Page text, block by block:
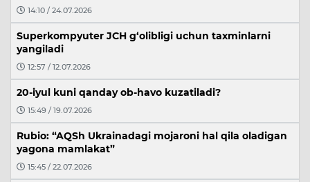
14:10 / 24.07.2026
Superkompyuter JCH g‘olibligi uchun taxminlarni
yangiladi
12:57 / 12.07.2026
20-iyul kuni qanday ob-havo kuzatiladi?
15:49 / 19.07.2026
Rubio: “AQSh Ukrainadagi mojaroni hal qila oladigan
yagona mamlakat”
15:45 / 22.07.2026